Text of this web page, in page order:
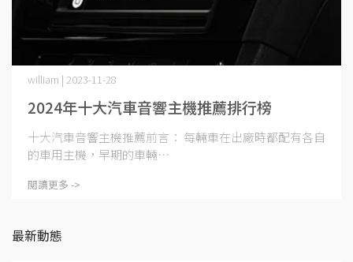
2024年十大汽車音響主機推薦排行榜
william | 2023-11-28
十大汽車音響主機推薦前言： 每輛車在出廠時都配有各自
的車用主機，早期的車輛⋯
閱讀更多 ->
最新動態